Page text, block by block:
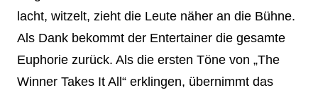
lacht, witzelt, zieht die Leute näher an die Bühne.
Als Dank bekommt der Entertainer die gesamte
Euphorie zurück. Als die ersten Töne von „The
Winner Takes It All“ erklingen, übernimmt das